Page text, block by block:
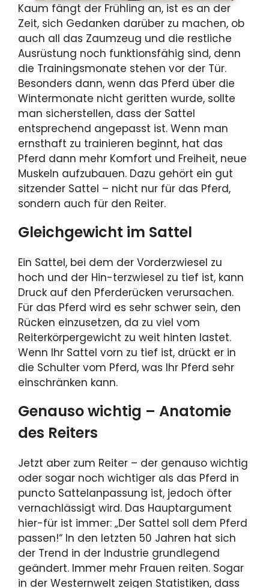
Kaum fängt der Frühling an, ist es an der
Zeit, sich Gedanken darüber zu machen, ob
auch all das Zaumzeug und die restliche
Ausrüstung noch funktionsfähig sind, denn
die Trainingsmonate stehen vor der Tür.
Besonders dann, wenn das Pferd über die
Wintermonate nicht geritten wurde, sollte
man sicherstellen, dass der Sattel
entsprechend angepasst ist. Wenn man
ernsthaft zu trainieren beginnt, hat das
Pferd dann mehr Komfort und Freiheit, neue
Muskeln aufzubauen. Dazu gehört ein gut
sitzender Sattel – nicht nur für das Pferd,
sondern auch für den Reiter.
Gleichgewicht im Sattel
Ein Sattel, bei dem der Vorderzwiesel zu
hoch und der Hin-terzwiesel zu tief ist, kann
Druck auf den Pferderücken verursachen.
Für das Pferd wird es sehr schwer sein, den
Rücken einzusetzen, da zu viel vom
Reiterkörpergewicht zu weit hinten lastet.
Wenn Ihr Sattel vorn zu tief ist, drückt er in
die Schulter vom Pferd, was Ihr Pferd sehr
einschränken kann.
Genauso wichtig – Anatomie
des Reiters
Jetzt aber zum Reiter – der genauso wichtig
oder sogar noch wichtiger als das Pferd in
puncto Sattelanpassung ist, jedoch öfter
vernachlässigt wird. Das Hauptargument
hier-für ist immer: „Der Sattel soll dem Pferd
passen!“ In den letzten 50 Jahren hat sich
der Trend in der Industrie grundlegend
geändert. Immer mehr Frauen reiten. Sogar
in der Westernwelt zeigen Statistiken, dass